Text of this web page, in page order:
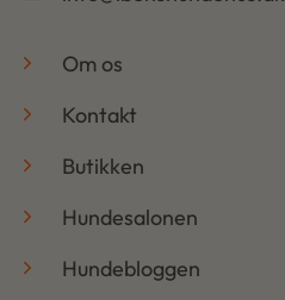
Om os
Kontakt
Butikken
Hundesalonen
Hundebloggen